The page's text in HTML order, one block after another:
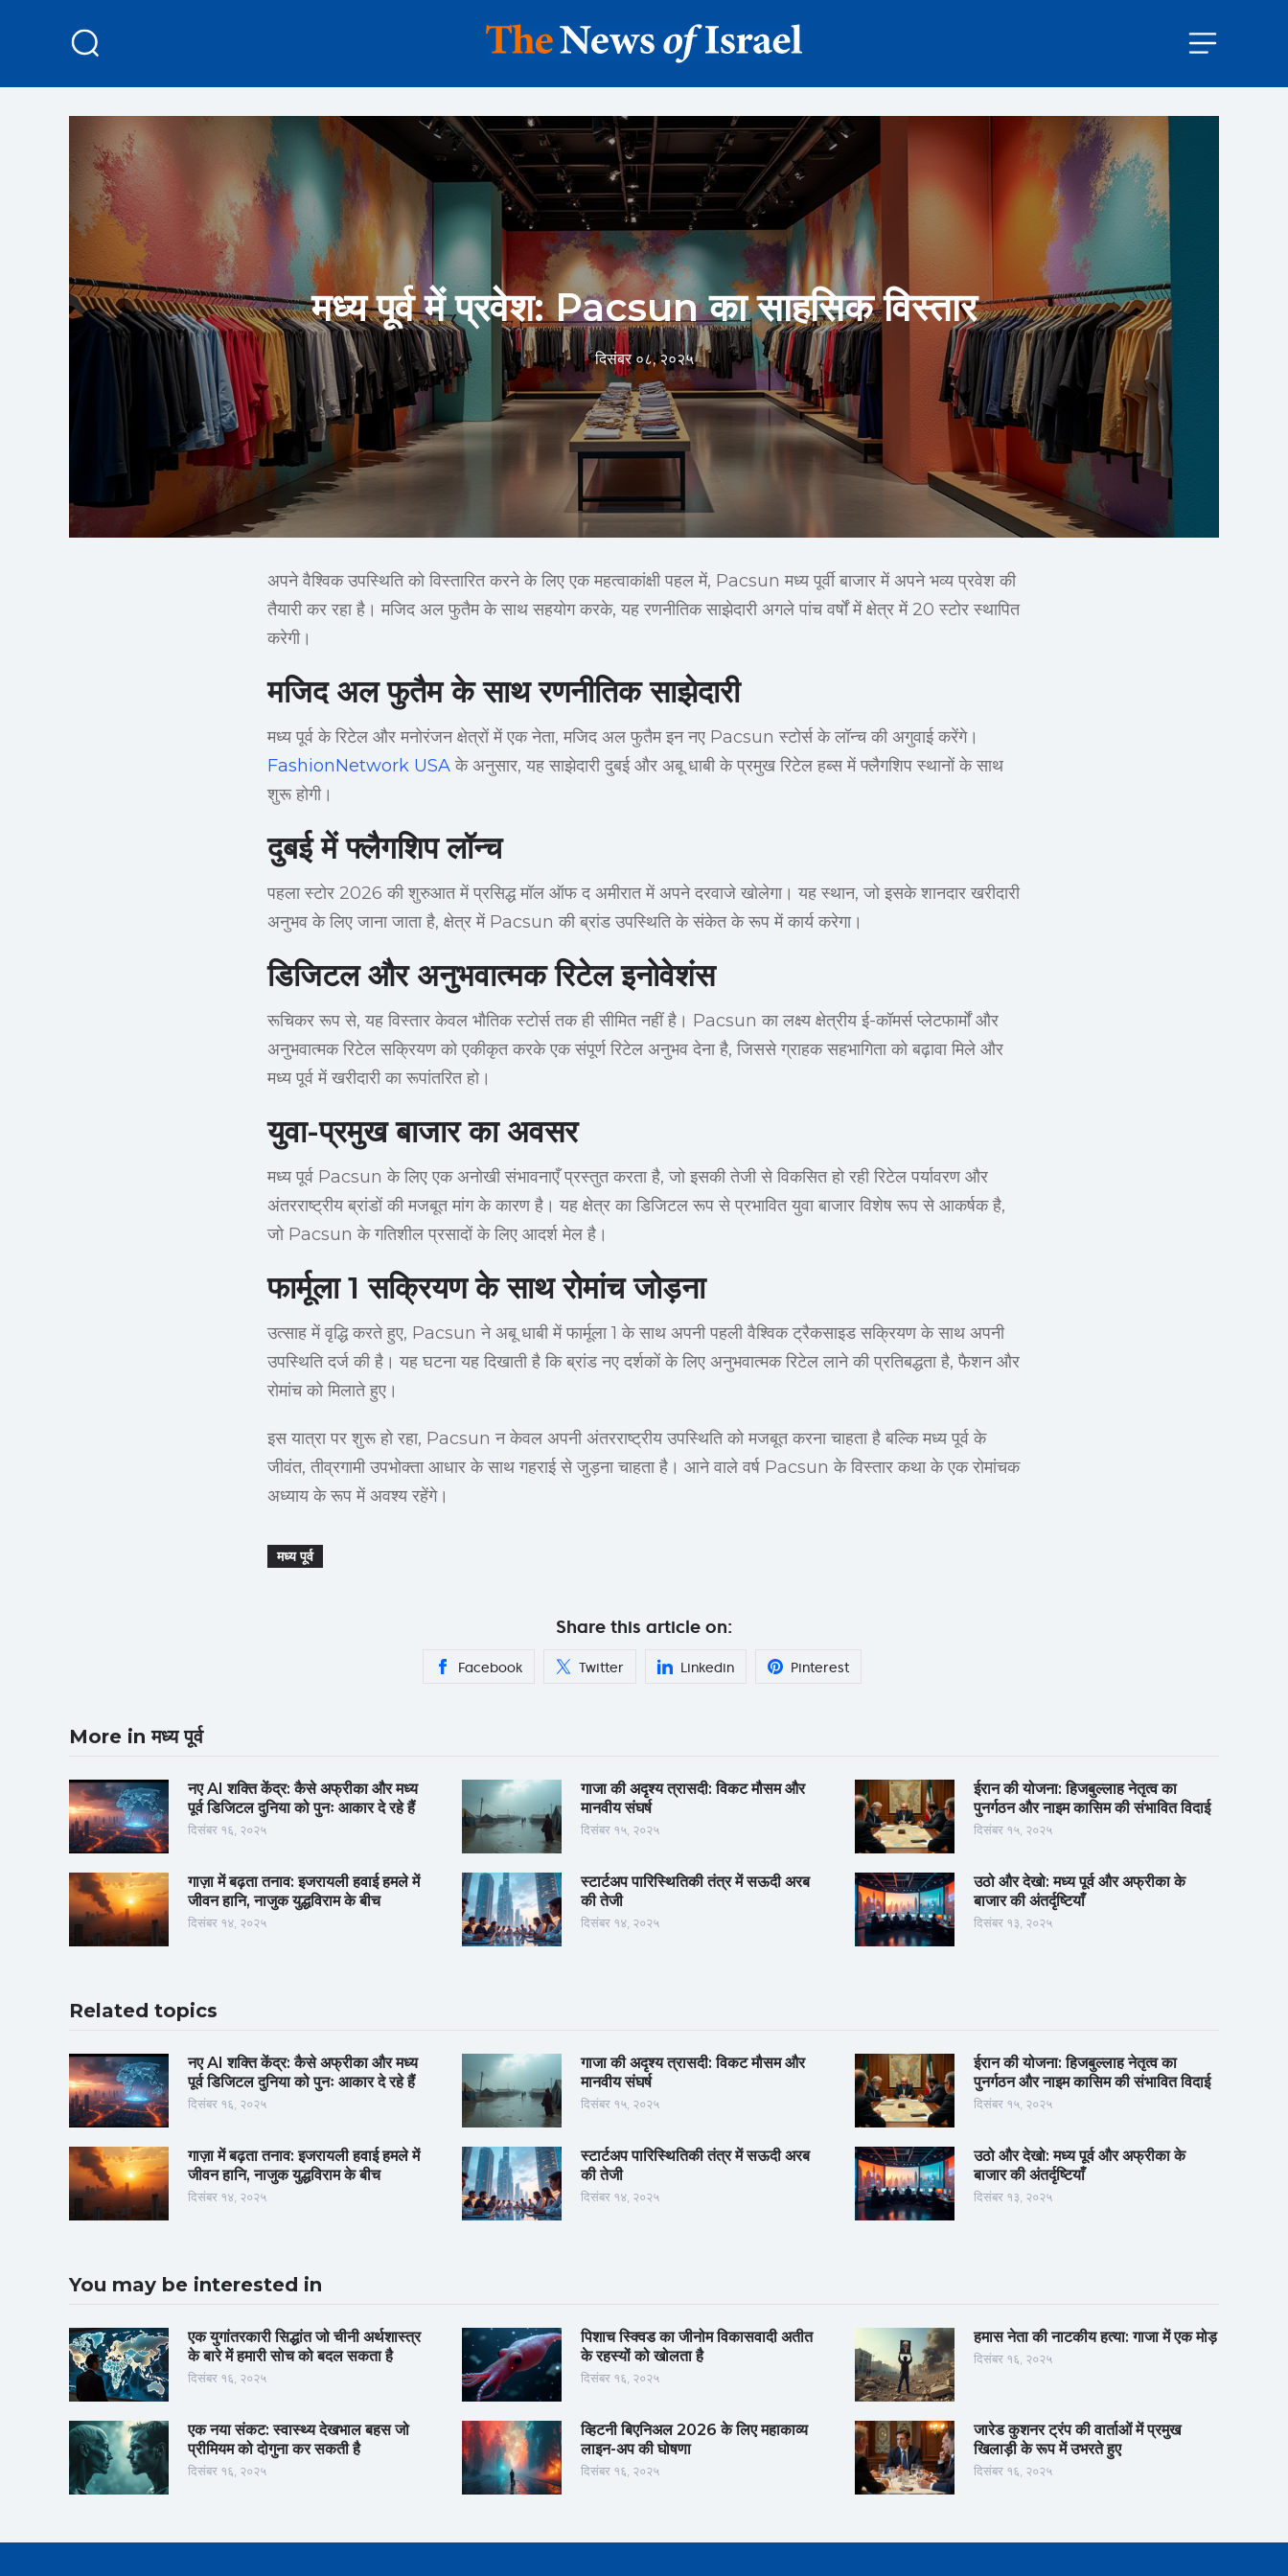
मध्य पूर्व में प्रवेश: Pacsun का साहसिक विस्तार
दिसंबर ०८, २०२५
अपने वैश्विक उपस्थिति को विस्तारित करने के लिए एक महत्वाकांक्षी पहल में, Pacsun मध्य पूर्वी बाजार में अपने भव्य प्रवेश की
तैयारी कर रहा है। मजिद अल फुतैम के साथ सहयोग करके, यह रणनीतिक साझेदारी अगले पांच वर्षों में क्षेत्र में 20 स्टोर स्थापित
करेगी।
मजिद अल फुतैम के साथ रणनीतिक साझेदारी
मध्य पूर्व के रिटेल और मनोरंजन क्षेत्रों में एक नेता, मजिद अल फुतैम इन नए Pacsun स्टोर्स के लॉन्च की अगुवाई करेंगे।
FashionNetwork USAके अनुसार, यह साझेदारी दुबई और अबू धाबी के प्रमुख रिटेल हब्स में फ्लैगशिप स्थानों के साथ
शुरू होगी।
दुबई में फ्लैगशिप लॉन्च
पहला स्टोर 2026 की शुरुआत में प्रसिद्ध मॉल ऑफ द अमीरात में अपने दरवाजे खोलेगा। यह स्थान, जो इसके शानदार खरीदारी
अनुभव के लिए जाना जाता है, क्षेत्र में Pacsun की ब्रांड उपस्थिति के संकेत के रूप में कार्य करेगा।
डिजिटल और अनुभवात्मक रिटेल इनोवेशंस
रूचिकर रूप से, यह विस्तार केवल भौतिक स्टोर्स तक ही सीमित नहीं है। Pacsun का लक्ष्य क्षेत्रीय ई-कॉमर्स प्लेटफार्मों और
अनुभवात्मक रिटेल सक्रियण को एकीकृत करके एक संपूर्ण रिटेल अनुभव देना है, जिससे ग्राहक सहभागिता को बढ़ावा मिले और
मध्य पूर्व में खरीदारी का रूपांतरित हो।
युवा-प्रमुख बाजार का अवसर
मध्य पूर्व Pacsun के लिए एक अनोखी संभावनाएँ प्रस्तुत करता है, जो इसकी तेजी से विकसित हो रही रिटेल पर्यावरण और
अंतरराष्ट्रीय ब्रांडों की मजबूत मांग के कारण है। यह क्षेत्र का डिजिटल रूप से प्रभावित युवा बाजार विशेष रूप से आकर्षक है,
जो Pacsun के गतिशील प्रसादों के लिए आदर्श मेल है।
फार्मूला 1 सक्रियण के साथ रोमांच जोड़ना
उत्साह में वृद्धि करते हुए, Pacsun ने अबू धाबी में फार्मूला 1 के साथ अपनी पहली वैश्विक ट्रैकसाइड सक्रियण के साथ अपनी
उपस्थिति दर्ज की है। यह घटना यह दिखाती है कि ब्रांड नए दर्शकों के लिए अनुभवात्मक रिटेल लाने की प्रतिबद्धता है, फैशन और
रोमांच को मिलाते हुए।
इस यात्रा पर शुरू हो रहा, Pacsun न केवल अपनी अंतरराष्ट्रीय उपस्थिति को मजबूत करना चाहता है बल्कि मध्य पूर्व के
जीवंत, तीव्रगामी उपभोक्ता आधार के साथ गहराई से जुड़ना चाहता है। आने वाले वर्ष Pacsun के विस्तार कथा के एक रोमांचक
अध्याय के रूप में अवश्य रहेंगे।
मध्य पूर्व
Share this article on:
Facebook Twitter Linkedin Pinterest
More in मध्य पूर्व
नए AI शक्ति केंद्र: कैसे अफ्रीका और मध्य
पूर्व डिजिटल दुनिया को पुनः आकार दे रहे हैं
दिसंबर १६, २०२५
गाजा की अदृश्य त्रासदी: विकट मौसम और
मानवीय संघर्ष
दिसंबर १५, २०२५
ईरान की योजना: हिजबुल्लाह नेतृत्व का
पुनर्गठन और नाइम कासिम की संभावित विदाई
दिसंबर १५, २०२५
गाज़ा में बढ़ता तनाव: इजरायली हवाई हमले में
जीवन हानि, नाजुक युद्धविराम के बीच
दिसंबर १४, २०२५
स्टार्टअप पारिस्थितिकी तंत्र में सऊदी अरब
की तेजी
दिसंबर १४, २०२५
उठो और देखो: मध्य पूर्व और अफ्रीका के
बाजार की अंतर्दृष्टियाँ
दिसंबर १३, २०२५
Related topics
नए AI शक्ति केंद्र: कैसे अफ्रीका और मध्य
पूर्व डिजिटल दुनिया को पुनः आकार दे रहे हैं
दिसंबर १६, २०२५
गाजा की अदृश्य त्रासदी: विकट मौसम और
मानवीय संघर्ष
दिसंबर १५, २०२५
ईरान की योजना: हिजबुल्लाह नेतृत्व का
पुनर्गठन और नाइम कासिम की संभावित विदाई
दिसंबर १५, २०२५
गाज़ा में बढ़ता तनाव: इजरायली हवाई हमले में
जीवन हानि, नाजुक युद्धविराम के बीच
दिसंबर १४, २०२५
स्टार्टअप पारिस्थितिकी तंत्र में सऊदी अरब
की तेजी
दिसंबर १४, २०२५
उठो और देखो: मध्य पूर्व और अफ्रीका के
बाजार की अंतर्दृष्टियाँ
दिसंबर १३, २०२५
You may be interested in
एक युगांतरकारी सिद्धांत जो चीनी अर्थशास्त्र
के बारे में हमारी सोच को बदल सकता है
दिसंबर १६, २०२५
पिशाच स्क्विड का जीनोम विकासवादी अतीत
के रहस्यों को खोलता है
दिसंबर १६, २०२५
हमास नेता की नाटकीय हत्या: गाजा में एक मोड़
दिसंबर १६, २०२५
एक नया संकट: स्वास्थ्य देखभाल बहस जो
प्रीमियम को दोगुना कर सकती है
दिसंबर १६, २०२५
व्हिटनी बिएनिअल 2026 के लिए महाकाव्य
लाइन-अप की घोषणा
दिसंबर १६, २०२५
जारेड कुशनर ट्रंप की वार्ताओं में प्रमुख
खिलाड़ी के रूप में उभरते हुए
दिसंबर १६, २०२५